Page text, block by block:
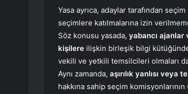
Yasa ayrıca, adaylar tarafından
seçimlere katılmalarına izin
Söz konusu yasada, yabancı ajanlar
kişilere ilişkin birleşik bilgi
vekili ve yetkili temsilcileri olmaları
Aynı zamanda, aşırılık yanlısı
hakkına sahip seçim komisyonlarının